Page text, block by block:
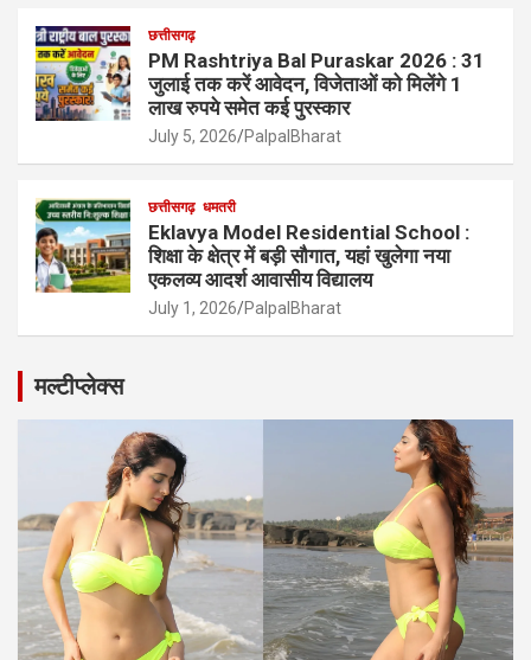
छत्तीसगढ़
PM Rashtriya Bal Puraskar 2026 : 31
जुलाई तक करें आवेदन, विजेताओं को मिलेंगे 1
लाख रुपये समेत कई पुरस्कार
July 5, 2026 PalpalBharat
छत्तीसगढ़ धमतरी
Eklavya Model Residential School :
शिक्षा के क्षेत्र में बड़ी सौगात, यहां खुलेगा नया
एकलव्य आदर्श आवासीय विद्यालय
July 1, 2026 PalpalBharat
मल्टीप्लेक्स